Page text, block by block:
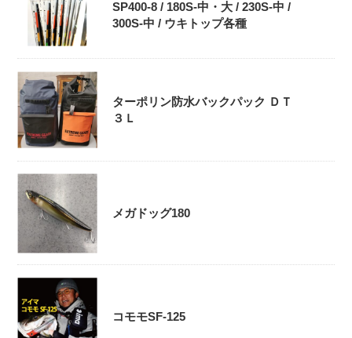
SP400-8 / 180S-中・大 / 230S-中 /
300S-中 / ウキトップ各種
ターポリン防水バックパック ＤＴ
３Ｌ
メガドッグ180
コモモSF-125